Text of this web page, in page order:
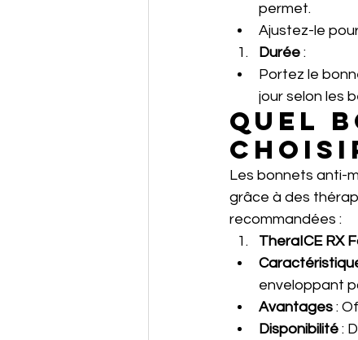
permet.
Ajustez-le
Durée :
Portez le
jour selon les
Quel
Les bonnets anti-
grâce à des
recommandées :
TheraICE RX
enveloppant
Avantages :
Disponibilité :